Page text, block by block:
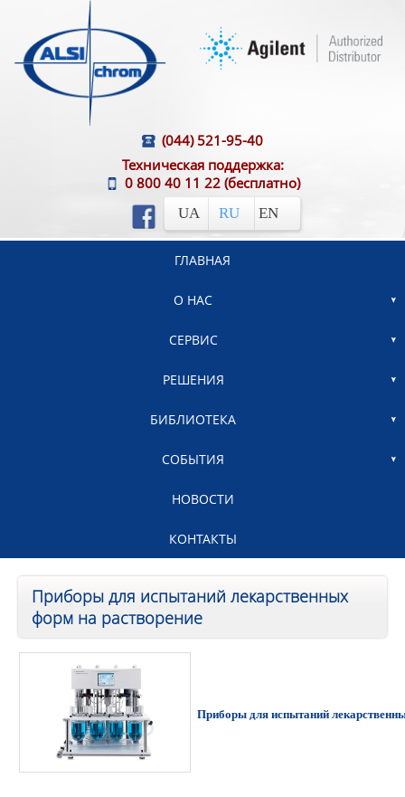
(044) 521-95-40
Техническая поддержка:
0 800 40 11 22(бесплатно)
UA RU EN
ГЛАВНАЯ
О НАС
СЕРВИС
РЕШЕНИЯ
БИБЛИОТЕКА
СОБЫТИЯ
НОВОСТИ
КОНТАКТЫ
Приборы для испытаний лекарственных
форм на растворение
Приборы для испытаний